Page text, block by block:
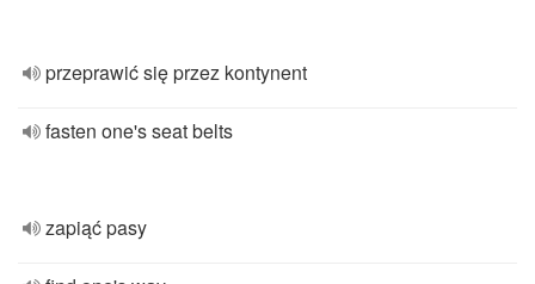
przeprawić się przez kontynent
fasten one's seat belts
zapiąć pasy